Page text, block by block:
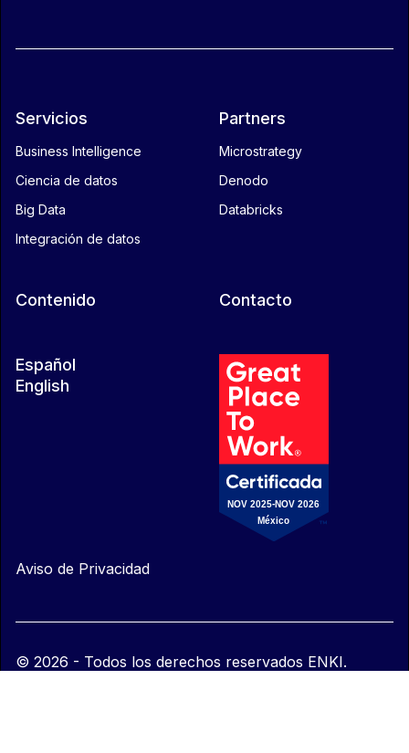
Servicios
Business Intelligence
Ciencia de datos
Big Data
Integración de datos
Partners
Microstrategy
Denodo
Databricks
Contenido Contacto
Español
English
Aviso de Privacidad
© 2026 - Todos los derechos reservados ENKI.